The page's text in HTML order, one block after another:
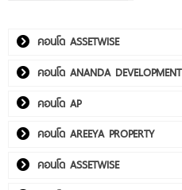
คอนโด ASSETWISE
คอนโด ANANDA DEVELOPMENT
คอนโด AP
คอนโด AREEYA PROPERTY
คอนโด ASSETWISE